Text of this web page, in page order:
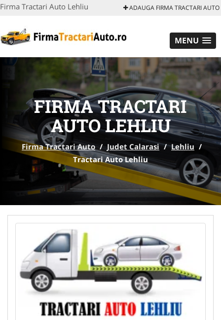
Firma Tractari Auto Lehliu ADAUGA FIRMA TRACTARI AUTO
MENU
FIRMA TRACTARI
AUTO LEHLIU
Firma Tractari Auto / Judet Calarasi / Lehliu /
Tractari Auto Lehliu